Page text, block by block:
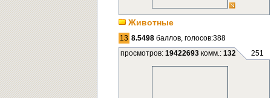
Животные
13 8.5498баллов, голосов:388
просмотров: 19422693комм.: 132 251